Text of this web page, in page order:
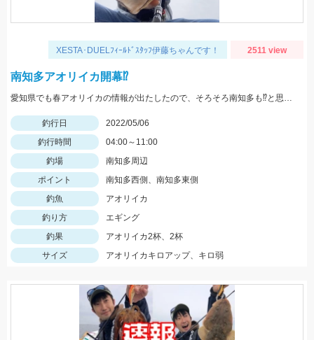
XESTA･DUELﾌｨｰﾙﾄﾞｽﾀｯﾌ伊藤ちゃんです！ 2511 view
南知多アオリイカ開幕⁉️
愛知県でも春アオリイカの情報が出たしたので、そろそろ南知多も⁉️と思いアオリイカを狙いに行ってきました！
釣行日
2022/05/06
釣行時間
04:00～11:00
釣場
南知多周辺
ポイント
南知多西側、南知多東側
釣魚
アオリイカ
釣り方
エギング
釣果
アオリイカ2杯、2杯
サイズ
アオリイカキロアップ、キロ弱